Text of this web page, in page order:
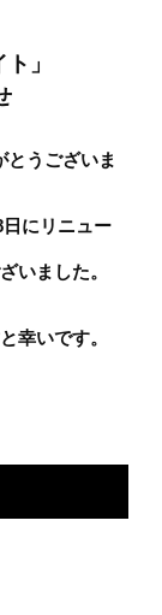
」
とうございま
にリニュー
いました。
幸いです。